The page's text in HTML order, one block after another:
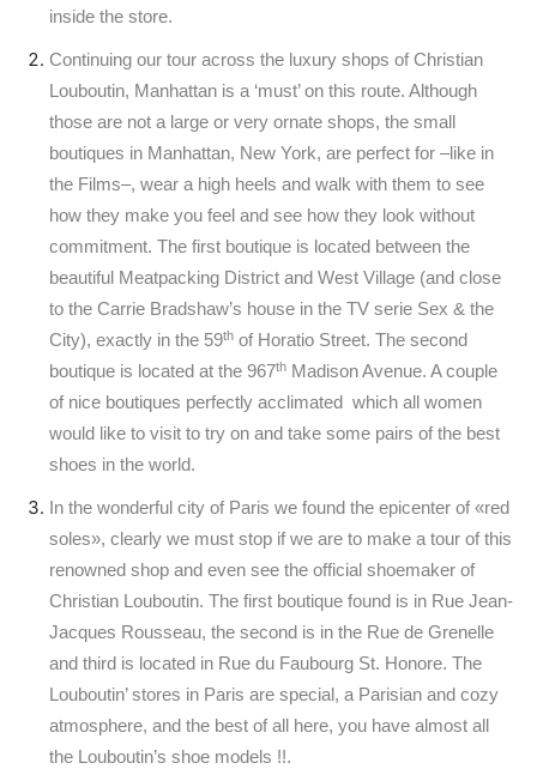
inside the store.
Continuing our tour across the luxury shops of Christian
Louboutin, Manhattan is a ‘must’ on this route. Although
those are not a large or very ornate shops, the small
boutiques in Manhattan, New York, are perfect for –like in
the Films–, wear a high heels and walk with them to see
how they make you feel and see how they look without
commitment. The first boutique is located between the
beautiful Meatpacking District and West Village (and close
to the Carrie Bradshaw’s house in the TV serie Sex & the
City), exactly in the 59th of Horatio Street. The second
boutique is located at the 967th Madison Avenue. A couple
of nice boutiques perfectly acclimated which all women
would like to visit to try on and take some pairs of the best
shoes in the world.
In the wonderful city of Paris we found the epicenter of «red
soles», clearly we must stop if we are to make a tour of this
renowned shop and even see the official shoemaker of
Christian Louboutin. The first boutique found is in Rue Jean-
Jacques Rousseau, the second is in the Rue de Grenelle
and third is located in Rue du Faubourg St. Honore. The
Louboutin’ stores in Paris are special, a Parisian and cozy
atmosphere, and the best of all here, you have almost all
the Louboutin’s shoe models !!.